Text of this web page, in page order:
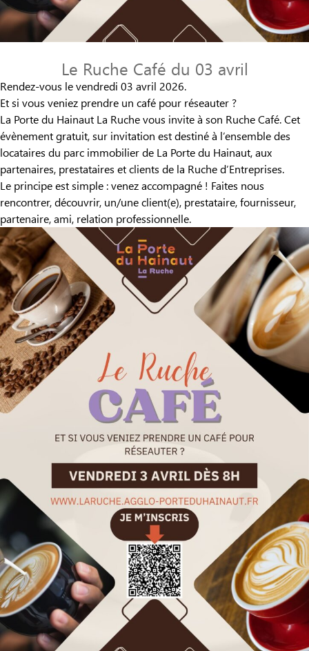
Le Ruche Café du 03 avril
Rendez-vous le vendredi 03 avril 2026.
Et si vous veniez prendre un café pour réseauter ?
La Porte du Hainaut La Ruche vous invite à son Ruche Café. Cet
évènement gratuit, sur invitation est destiné à l’ensemble des
locataires du parc immobilier de La Porte du Hainaut, aux
partenaires, prestataires et clients de la Ruche d’Entreprises.
Le principe est simple : venez accompagné ! Faites nous
rencontrer, découvrir, un/une client(e), prestataire, fournisseur,
partenaire, ami, relation professionnelle.